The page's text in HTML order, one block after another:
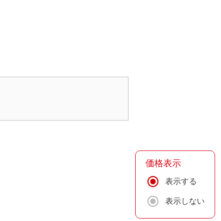
価格表示
表示する
表示しない